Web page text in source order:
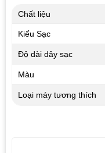
Chất liệu
Kiểu Sạc
Độ dài dây sạc
Màu
Loại máy tương thích